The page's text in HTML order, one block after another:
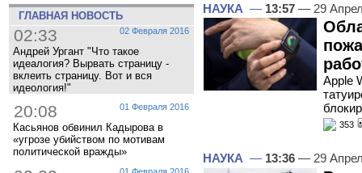
ГЛАВНАЯ НОВОСТЬ
02 Февраля 2016
02:33
Андрей Ургант "Что такое
идеалогия? Вырвать страницу -
вклеить страницу. Вот и вся
идеология!"
01 Февраля 2016
20:08
Касьянов обвинил Кадырова в
«угрозе убийством по мотивам
политической вражды»
НАУКА — 13:57 — 29
Apple
353
НАУКА — 13:36 — 29